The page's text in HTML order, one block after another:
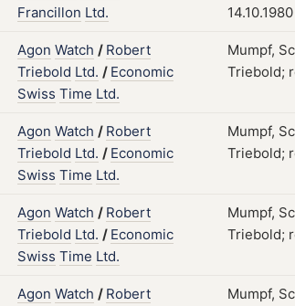
Francillon Ltd.
14.10.1980
Agon Watch / Robert
Triebold Ltd. / Economic
Swiss Time Ltd.
Mumpf,
Triebold;
Agon Watch / Robert
Triebold Ltd. / Economic
Swiss Time Ltd.
Mumpf,
Triebold;
Agon Watch / Robert
Triebold Ltd. / Economic
Swiss Time Ltd.
Mumpf,
Triebold;
Agon Watch / Robert
Mumpf,